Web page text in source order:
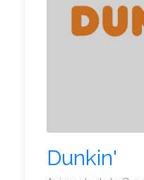
Dunkin'